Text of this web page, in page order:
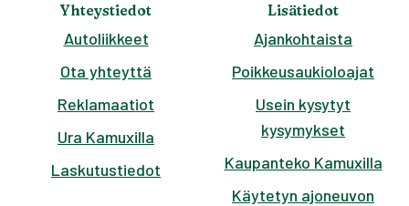
Yhteystiedot
Autoliikkeet
Ota yhteyttä
Reklamaatiot
Ura Kamuxilla
Laskutustiedot
Lisätiedot
Ajankohtaista
Poikkeusaukioloajat
Usein kysytyt
kysymykset
Kaupanteko Kamuxilla
Käytetyn ajoneuvon